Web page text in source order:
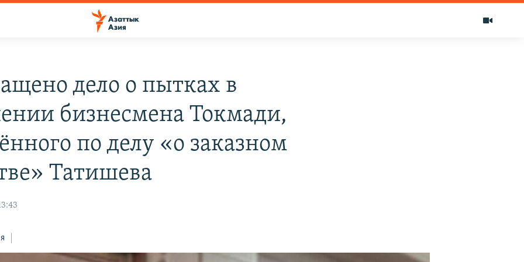
дело о пытках в
бизнесмена Токмади,
по делу «о заказном
Татишева